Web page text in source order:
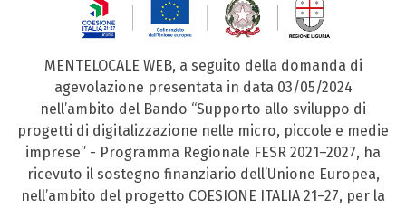
MENTELOCALE WEB, a seguito della domanda di
agevolazione presentata in data 03/05/2024
nell’ambito del Bando “Supporto allo sviluppo di
progetti di digitalizzazione nelle micro, piccole e medie
imprese” - Programma Regionale FESR 2021–2027, ha
ricevuto il sostegno finanziario dell’Unione Europea,
nell’ambito del progetto COESIONE ITALIA 21–27, per la